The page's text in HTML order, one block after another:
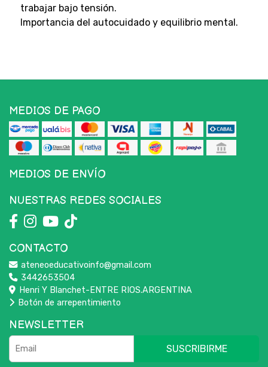
trabajar bajo tensión.
Importancia del autocuidado y equilibrio mental.
MEDIOS DE PAGO
MEDIOS DE ENVÍO
NUESTRAS REDES SOCIALES
CONTACTO
ateneoeducativoinfo@gmail.com
3442653504
Henri Y Blanchet-ENTRE RIOS.ARGENTINA
Botón de arrepentimiento
NEWSLETTER
SUSCRIBIRME